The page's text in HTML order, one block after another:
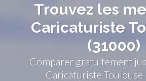
Trouvez les
Caricaturiste
(31000)
Comparer gratuitement
Caricaturiste